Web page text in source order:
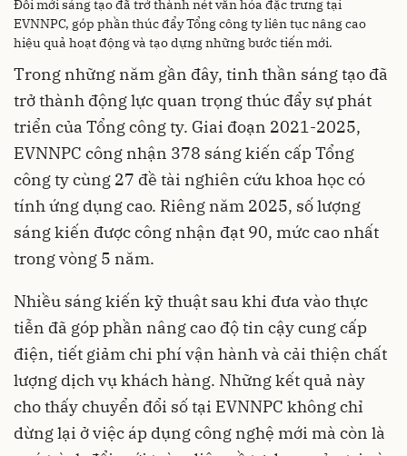
Đổi mới sáng tạo đã trở thành nét văn hóa đặc trưng tại
EVNNPC, góp phần thúc đẩy Tổng công ty liên tục nâng cao
hiệu quả hoạt động và tạo dựng những bước tiến mới.
Trong những năm gần đây, tinh thần sáng tạo đã
trở thành động lực quan trọng thúc đẩy sự phát
triển của Tổng công ty. Giai đoạn 2021-2025,
EVNNPC công nhận 378 sáng kiến cấp Tổng
công ty cùng 27 đề tài nghiên cứu khoa học có
tính ứng dụng cao. Riêng năm 2025, số lượng
sáng kiến được công nhận đạt 90, mức cao nhất
trong vòng 5 năm.
Nhiều sáng kiến kỹ thuật sau khi đưa vào thực
tiễn đã góp phần nâng cao độ tin cậy cung cấp
điện, tiết giảm chi phí vận hành và cải thiện chất
lượng dịch vụ khách hàng. Những kết quả này
cho thấy chuyển đổi số tại EVNNPC không chỉ
dừng lại ở việc áp dụng công nghệ mới mà còn là